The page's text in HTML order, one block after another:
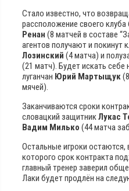
Стало известно, что
рассположение своего клуба
Ренан (8 матчей в составе
агентов получают и покинут
Лозинский (4 матча) и
(21 матч). Будет искать себе
луганчан Юрий Мартыщук
мячей).
Заканчиваются сроки
словацкий защитникЛукас
Вадим Милько (44 матча
Остальные игроки
которого срок контракта
главный тренер заверил
Лаки будет продлён на